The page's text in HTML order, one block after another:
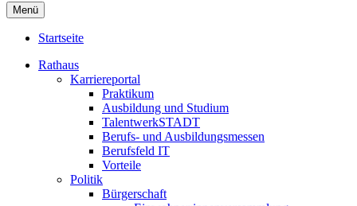
Menü
Startseite
Rathaus
Karriereportal
Praktikum
Ausbildung und Studium
TalentwerkSTADT
Berufs- und Ausbildungsmessen
Berufsfeld IT
Vorteile
Politik
Bürgerschaft